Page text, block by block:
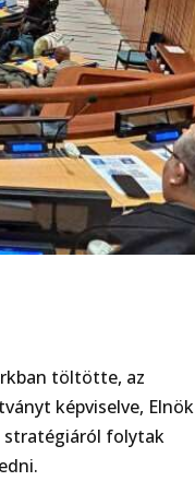
töltötte, az
képviselve, Elnök
stratégiáról folytak